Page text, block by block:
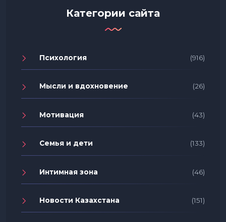
Категории сайта
Психология (916)
Мысли и вдохновение (26)
Мотивация (43)
Семья и дети (133)
Интимная зона (46)
Новости Казахстана (151)